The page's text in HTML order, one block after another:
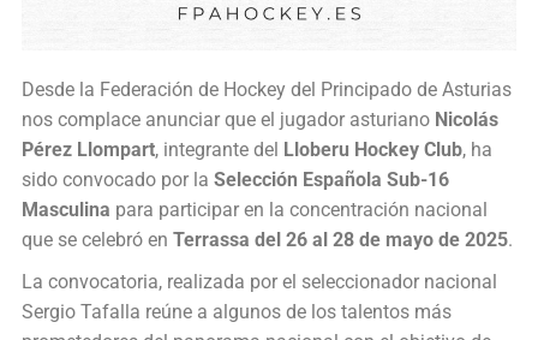
Desde la Federación de Hockey del Principado de Asturias
nos complace anunciar que el jugador asturiano Nicolás
Pérez Llompart, integrante del Lloberu Hockey Club, ha
sido convocado por la Selección Española Sub-16
Masculina para participar en la concentración nacional
que se celebró en Terrassa del 26 al 28 de mayo de 2025.
La convocatoria, realizada por el seleccionador nacional
Sergio Tafalla reúne a algunos de los talentos más